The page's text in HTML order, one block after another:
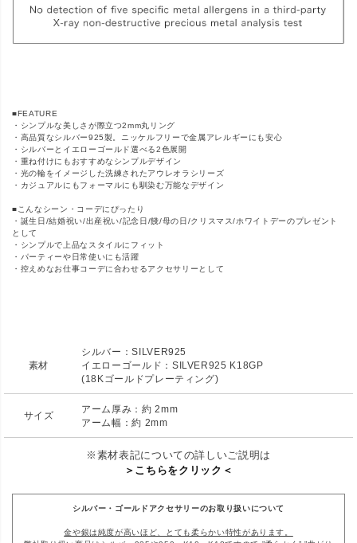
■FEATURE
・シンプルな美しさが際立つ2mm丸リング
・高品質なシルバー925製。ニッケルフリーで金属アレルギーにも安心
・シルバーとイエローゴールド選べる2色展開
・重ね付けにもおすすめなシンプルデザイン
・光の輪をイメージした洗練されたアウレオラシリーズ
・カジュアルにもフォーマルにも馴染む万能なデザイン
■こんなシーン・コーデにぴったり
・誕生日/結婚祝い/出産祝い/記念日/餞/母の日/クリスマス/ホワイトデーのプレゼント
として
・シンプルで上品なスタイルにフィット
・パーティーや日常使いにも活躍
・控えめなお仕事コーデに合わせるアクセサリーとして
素材
シルバー：SILVER925
イエローゴールド：SILVER925 K18GP
(18Kゴールドプレーティング)
サイズ
アーム厚み：約 2mm
アーム幅：約 2mm
※素材表記についての詳しいご説明は
＞こちらをクリック＜
シルバー・ゴールドアクセサリーのお取り扱いについて
金や銀は純度が高いほど、とても柔らかい特性があります。